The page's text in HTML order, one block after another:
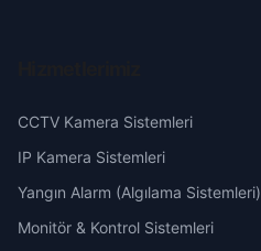
Hakkari
Ulus
CCTV Kamera Sistemleri
IP Kamera Sistemleri
Yangın Alarm (Algılama Sistemleri)
Monitör & Kontrol Sistemleri